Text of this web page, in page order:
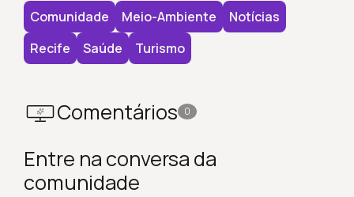
Comunidade Meio-Ambiente
Notícias
Recife
Saúde Turismo
Comentários 0
Entre na conversa da
comunidade